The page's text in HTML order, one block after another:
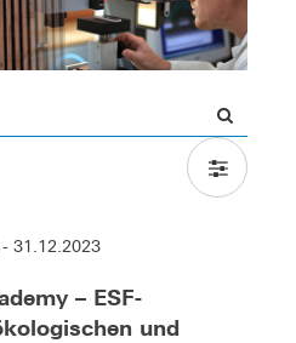
31.12.2023
– ESF-
und